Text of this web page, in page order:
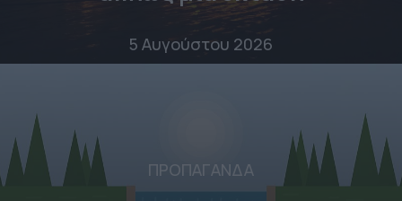
5 Αυγούστου 2026
ΠΡΟΠΑΓΑΝΔΑ